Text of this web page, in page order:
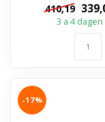
heerli...
410,19
3 a 4 dagen
-17%